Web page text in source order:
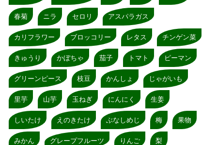
春菊 ニラ セロリ アスパラガス
カリフラワー ブロッコリー レタス チンゲン菜
きゅうり かぼちゃ 茄子 トマト ピーマン
グリーンピース 枝豆 かんしょ じゃがいも
里芋 山芋 玉ねぎ にんにく 生姜
しいたけ えのきたけ ぶなしめじ 梅 果物
みかん グレープフルーツ りんご 梨